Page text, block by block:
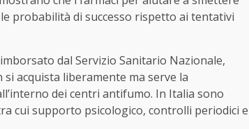
probabilità di successo rispetto ai tentativi
dal Servizio Sanitario Nazionale,
acquista liberamente ma serve la
dei centri antifumo. In Italia sono
cui supporto psicologico, controlli periodici e